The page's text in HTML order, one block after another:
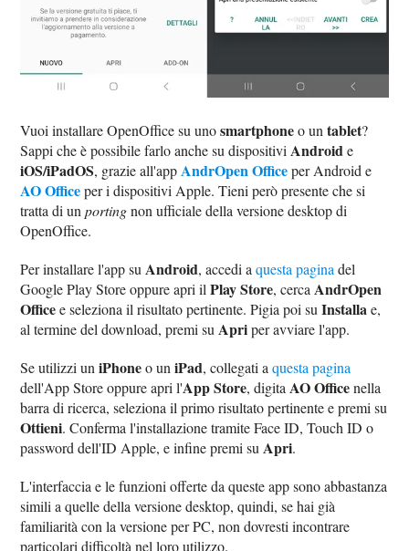
Vuoi installare OpenOffice su unosmartphoneo untablet?
Sappi che è possibile farlo anche su dispositiviAndroide
iOS/iPadOS, grazie all'appAndrOpen Officeper Android e
AO Officeper i dispositivi Apple. Tieni però presente che si
tratta di unportingnon ufficiale della versione desktop di
OpenOffice.
Per installare l'app suAndroid, accedi aquesta paginadel
Google Play Store oppure apri ilPlay Store, cercaAndrOpen
Officee seleziona il risultato pertinente. Pigia poi suInstallae,
al termine del download, premi suApriper avviare l'app.
Se utilizzi uniPhoneo uniPad, collegati aquesta pagina
dell'App Store oppure apri l'App Store, digitaAO Officenella
barra di ricerca, seleziona il primo risultato pertinente e premi su
Ottieni. Conferma l'installazione tramite Face ID, Touch ID o
password dell'ID Apple, e infine premi suApri.
L'interfaccia e le funzioni offerte da queste app sono abbastanza
simili a quelle della versione desktop, quindi, se hai già
familiarità con la versione per PC, non dovresti incontrare
particolari difficoltà nel loro utilizzo.